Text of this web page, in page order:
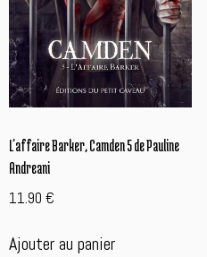
L’affaire Barker, Camden 5 de Pauline
Andreani
11.90 €
Ajouter au panier